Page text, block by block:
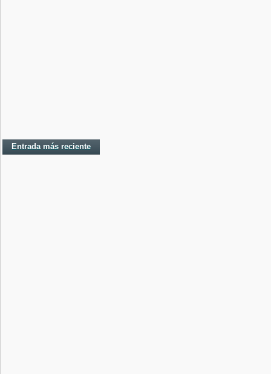
Entrada más reciente